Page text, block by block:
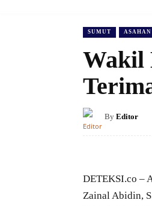
SUMUT ASAHAN
Wakil
By Editor
DETEKSI.co –
Zainal Abidin,